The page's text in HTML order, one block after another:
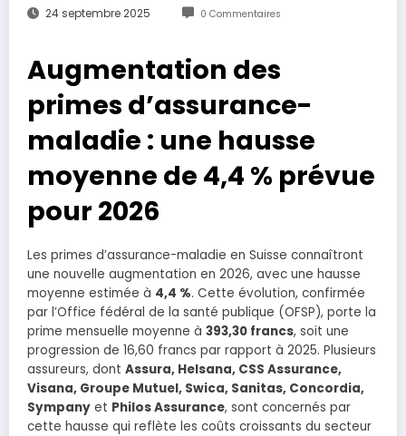
24 septembre 2025 0 Commentaires
Augmentation des
primes d’assurance-
maladie : une hausse
moyenne de 4,4 % prévue
pour 2026
Les primes d’assurance-maladie en Suisse connaîtront
une nouvelle augmentation en 2026, avec une hausse
moyenne estimée à 4,4 %. Cette évolution, confirmée
par l’Office fédéral de la santé publique (OFSP), porte la
prime mensuelle moyenne à 393,30 francs, soit une
progression de 16,60 francs par rapport à 2025. Plusieurs
assureurs, dont Assura, Helsana, CSS Assurance,
Visana, Groupe Mutuel, Swica, Sanitas, Concordia,
Sympany et Philos Assurance, sont concernés par
cette hausse qui reflète les coûts croissants du secteur